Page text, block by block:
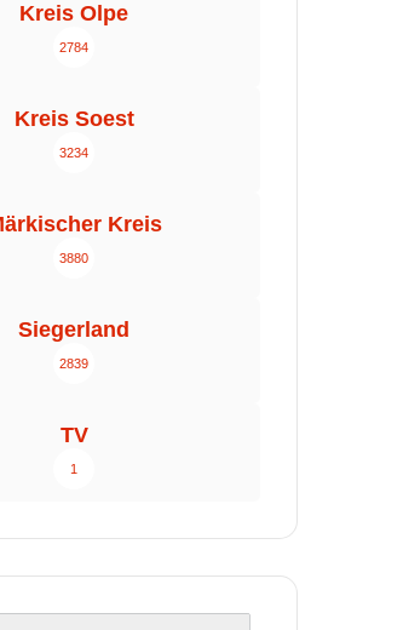
Kreis Olpe
2784
Kreis Soest
3234
Kreis
3880
Siegerland
2839
TV
1